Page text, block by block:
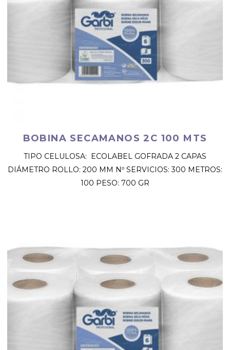
BOBINA SECAMANOS 2C 100 MTS
TIPO CELULOSA: ECOLABEL GOFRADA 2 CAPAS
DIÁMETRO ROLLO: 200 MM Nº SERVICIOS: 300 METROS:
100 PESO: 700 GR